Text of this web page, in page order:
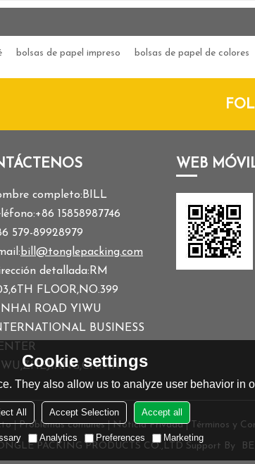
bolsas de papel impreso bolsas de papel de colores
completo: BILL
+86 15858987746
579-89928979
bill@tonglepacking.com
detallada: RM
FLOOR,NO.399
ROAD YIWU
BUSINESS
WEB
Problemas comunes Noticia Privada
Términos y
PACKING PRODUCTS CO.,LTD Support By
Cookie settings
They also allow us to analyze user behavior in
All Accept Selection Accept all
Analytics Preferences Marketing